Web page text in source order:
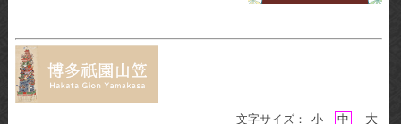
文字サイズ： 小 中 大